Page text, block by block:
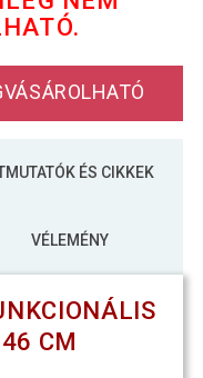
ÉS CIKKEK
VÉLEMÉNY
CM